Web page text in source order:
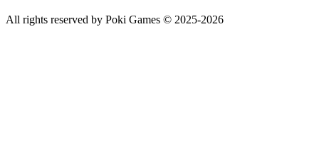
All rights reserved by Poki Games © 2025-2026